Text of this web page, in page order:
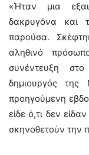
«Ήταν μια
δακρυγόνα και
παρούσα.
αληθινό
συνέντευξη
δημιουργός
προηγούμενη
είδε ό,τι δεν
σκηνοθετούν την